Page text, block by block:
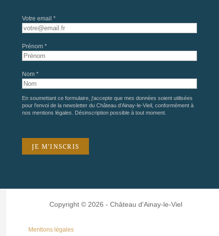
Votre email *
Prénom *
Nom *
En soumettant ce formulaire, j'accepte que mes données soient utilisées
pour l'envoi de la newsletter du Château d'Ainay-le-Vieil, conformément à
nos mentions légales . Désinscription possible à tout moment.
Copyright © 2026 - Château d'Ainay-le-Viel
Mentions légales